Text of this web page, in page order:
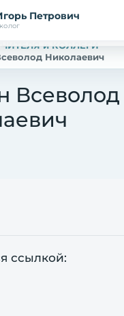
Петрович
и КОЛЛЕГИ
Николаевич
Всеволод
ссылкой: